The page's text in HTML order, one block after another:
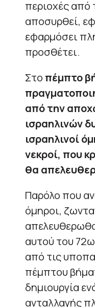
περιοχές από
αποσυρθεί,
εφαρμόσει
προσθέτει.
Στο πέμπτο
από την
ισραηλινών
ισραηλινοί
νεκροί, που
θα
Παρόλο που
όμηροι,
αυτού του
από τις
πέμπτου
δημιουργία
ανταλλαγής